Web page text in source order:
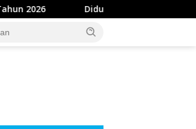
Diduga Intimidasi Wartawan di Obi, Oknum